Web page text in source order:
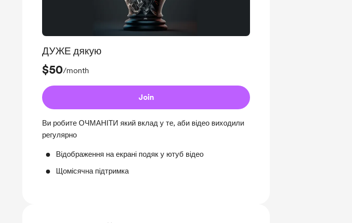
ДУЖЕ дякую
$50/month
Join
Ви робите ОЧМАНІТИ який вклад у те, аби відео виходили
регулярно
Відображення на екрані подяк у ютуб відео
Щомісячна підтримка